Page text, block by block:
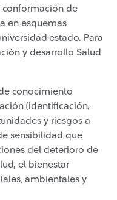
conformación de
en esquemas
estado. Para
y desarrollo Salud
conocimiento
(identificación,
y riesgos a
sensibilidad que
del deterioro de
el bienestar
ambientales y